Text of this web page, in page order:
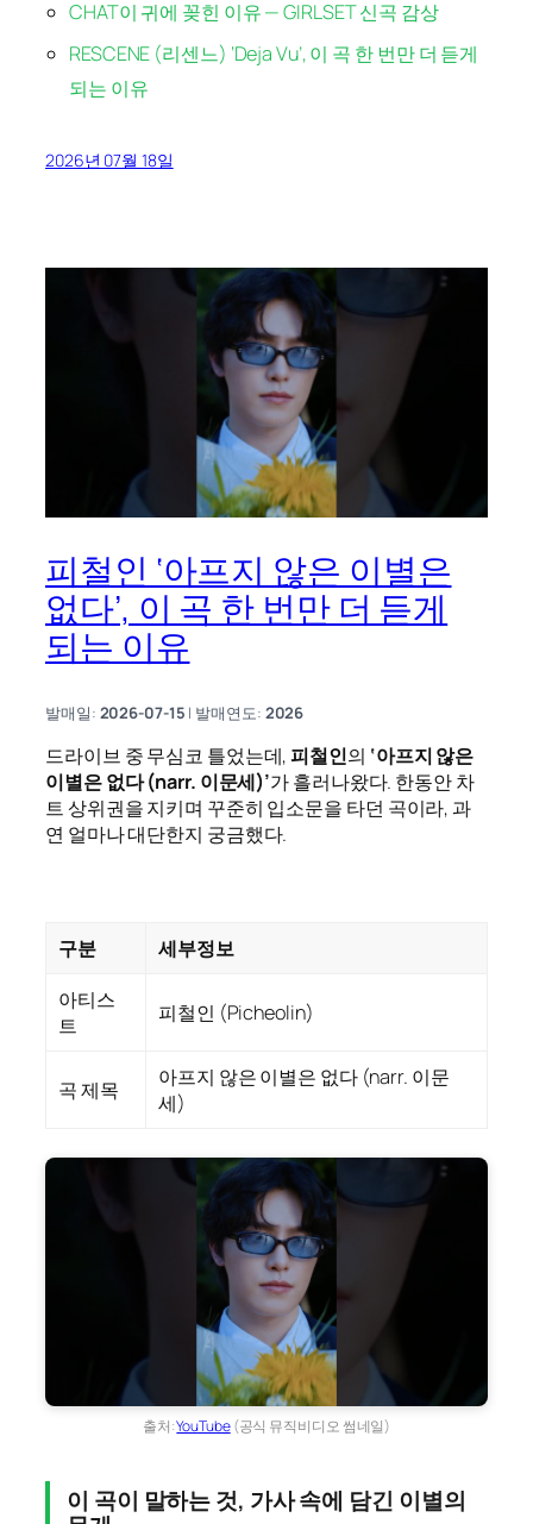
CHAT이 귀에 꽂힌 이유 — GIRLSET 신곡 감상
RESCENE (리센느) ‘Deja Vu’, 이 곡 한 번만 더 듣게
되는 이유
2026년 07월 18일
피철인 ‘아프지 않은 이별은
없다’, 이 곡 한 번만 더 듣게
되는 이유
발매일: 2026-07-15 | 발매연도: 2026
드라이브 중 무심코 틀었는데,피철인의 ‘아프지 않은
이별은 없다 (narr. 이문세)’가 흘러나왔다. 한동안 차
트 상위권을 지키며 꾸준히 입소문을 타던 곡이라, 과
연 얼마나 대단한지 궁금했다.
구분
세부정보
아티스
트
피철인 (Picheolin)
곡 제목
아프지 않은 이별은 없다 (narr. 이문
세)
출처:YouTube(공식 뮤직비디오 썸네일)
이 곡이 말하는 것, 가사 속에 담긴 이별의